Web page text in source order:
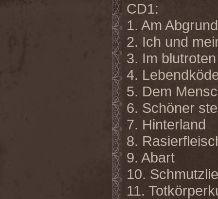
CD1:
1. Am Abgrund
2. Ich und
3. Im
4.
5. Dem
6. Schöner
7. Hinterland
8.
9. Abart
10.
11.